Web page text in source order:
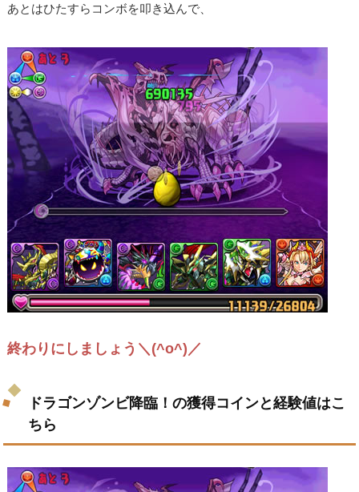
あとはひたすらコンボを叩き込んで、
終わりにしましょう＼(^o^)／
ドラゴンゾンビ降臨！の獲得コインと経験値はこ
ちら